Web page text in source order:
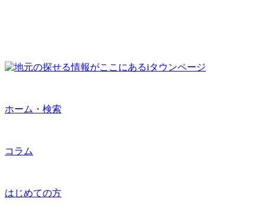
ホーム・検索
コラム
はじめての方